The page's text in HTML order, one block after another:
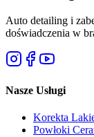
Auto detailing i
doświadczenia w
Nasze Usługi
Korekta
Powłoki